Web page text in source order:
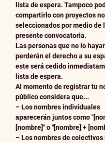
lista de espera. Tampoco
compartirlo con proyectos no
seleccionados por medio de
presente convocatoria.
Las personas que no lo
perderán el derecho a su
este será cedido
lista de espera.
Al momento de registrar tu
público considera que...
– Los nombres individuales
aparecerán juntos como
[nombre]" o "[nombre] +
– Los nombres de colectivos